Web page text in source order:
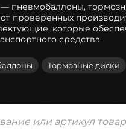
пневмобаллоны,
проверенных
которые
средства.
Тормозные диски